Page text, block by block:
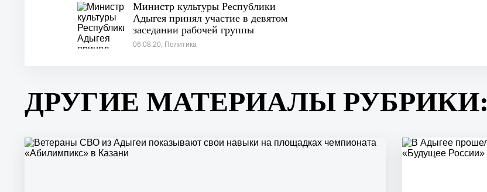
Министр культуры Республики
Адыгея принял участие в девятом
заседании рабочей группы
Госсовета РФ по направлению
06.08.20, Политика
ДРУГИЕ МАТЕРИАЛЫ РУБРИКИ: